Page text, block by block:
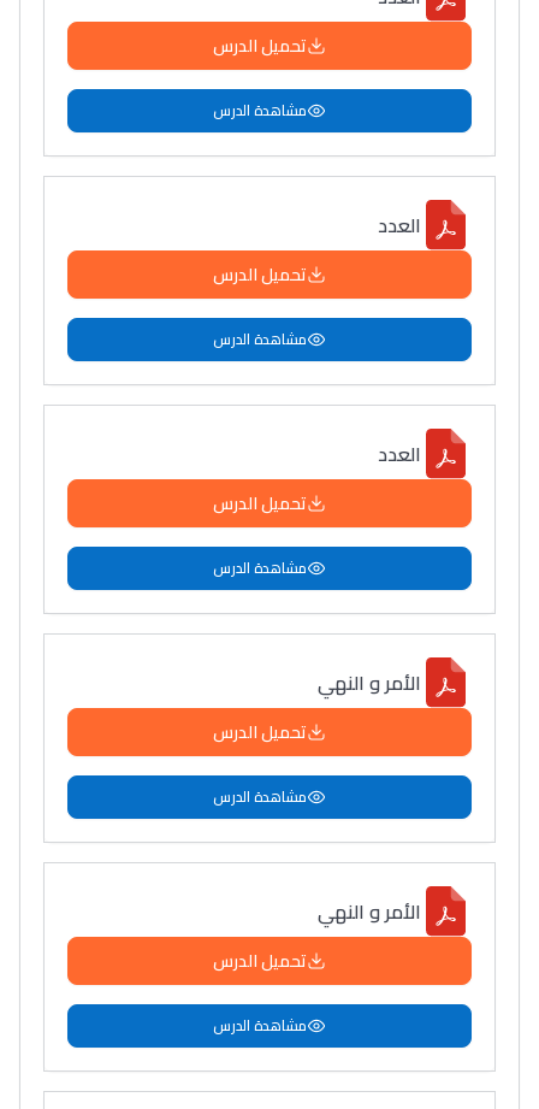
تحميل الدرس
مشاهدة الدرس
العدد
تحميل الدرس
مشاهدة الدرس
العدد
تحميل الدرس
مشاهدة الدرس
الأمر و النهي
تحميل الدرس
مشاهدة الدرس
الأمر و النهي
تحميل الدرس
مشاهدة الدرس